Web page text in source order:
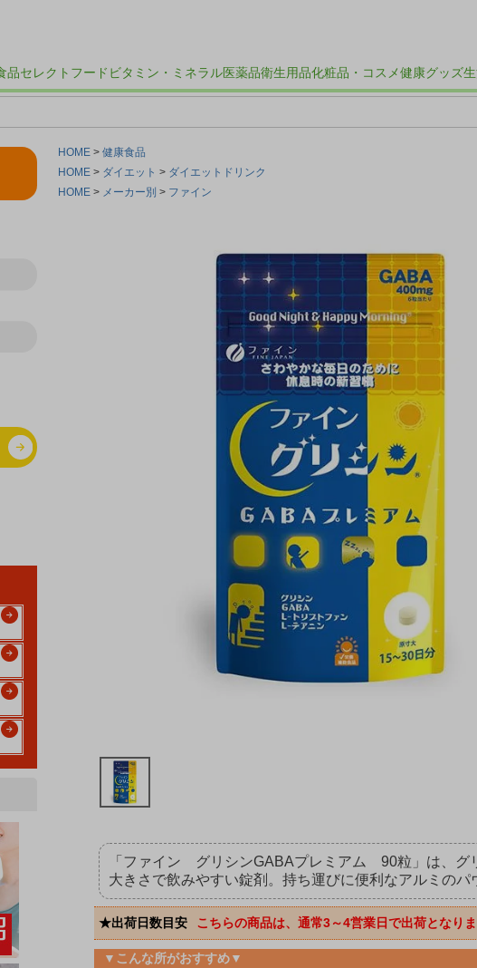
品セレクトフード ビタミン・ミネラル医薬品衛生用品化粧品・コスメ健康グッズ
HOME
健康食品
HOME
ダイエット
ダイエットドリンク
HOME
メーカー別 ファイン
「ファイン グリシンGABAプレミアム 90粒」は、グ
大きさで飲みやすい錠剤。持ち運びに便利なアルミの
★出荷日数目安 こちらの商品は、通常3～4営業日で出荷となりま
▼こんな所がおすすめ▼